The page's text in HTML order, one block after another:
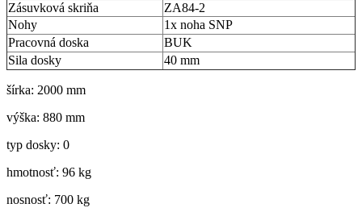
Zásuvková skriňa
ZA84-2
Nohy
1x noha SNP
Pracovná doska
BUK
Sila dosky
40 mm
šírka: 2000 mm
výška: 880 mm
typ dosky: 0
hmotnosť: 96 kg
nosnosť: 700 kg